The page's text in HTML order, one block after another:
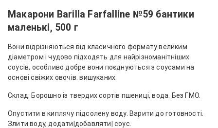
Макарони Barilla Farfalline №59 бантики
маленькі, 500 г
Вони відрізняються від класичного формату великим
діаметром і чудово підходять для найрізноманітніших
соусів, особливо добре вони поєднуються з соусами на
основі свіжих овочів. вишуканих.
Склад: Борошно із твердих сортів пшениці, вода. Без ГМО.
Опустити в киплячу підсолену воду. Варити до готовності.
Злити воду, додати|добавляти| соус.